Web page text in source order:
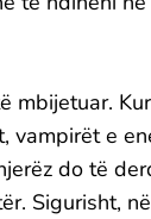
mbijetuar.
vampirët e
do të
Sigurisht,